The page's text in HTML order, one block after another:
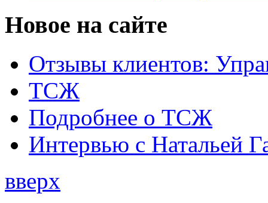
Новое на сайте
Отзывы клиентов:
ТСЖ
Подробнее о ТСЖ
Интервью с Натальей
вверх